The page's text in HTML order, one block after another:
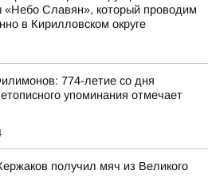
«Небо Славян», который проводим
в Кирилловском округе
774-летие со дня
упоминания отмечает
получил мяч из Великого